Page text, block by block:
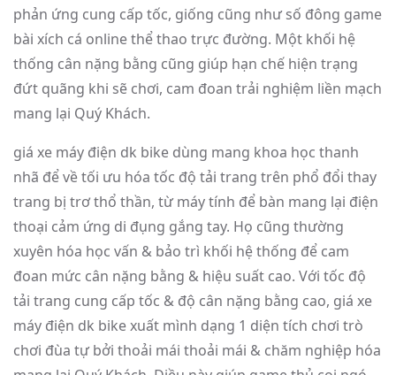
phản ứng cung cấp tốc, giống cũng như số đông game
bài xích cá online thể thao trực đường. Một khối hệ
thống cân nặng bằng cũng giúp hạn chế hiện trạng
đứt quãng khi sẽ chơi, cam đoan trải nghiệm liền mạch
mang lại Quý Khách.
giá xe máy điện dk bike dùng mang khoa học thanh
nhã để về tối ưu hóa tốc độ tải trang trên phổ đổi thay
trang bị trơ thổ thần, từ máy tính để bàn mang lại điện
thoại cảm ứng di đụng gắng tay. Họ cũng thường
xuyên hóa học vấn & bảo trì khối hệ thống để cam
đoan mức cân nặng bằng & hiệu suất cao. Với tốc độ
tải trang cung cấp tốc & độ cân nặng bằng cao, giá xe
máy điện dk bike xuất mình dạng 1 diện tích chơi trò
chơi đùa tự bởi thoải mái thoải mái & chăm nghiệp hóa